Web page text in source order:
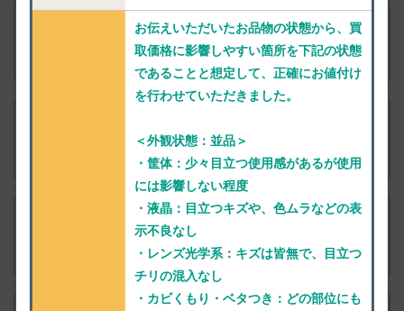
お伝えいただいたお品物の状態から、買
取価格に影響しやすい箇所を下記の状態
であることと想定して、正確にお値付け
を行わせていただきました。
＜外観状態：並品＞
・筐体：少々目立つ使用感があるが使用
には影響しない程度
・液晶：目立つキズや、色ムラなどの表
示不良なし
・レンズ光学系：キズは皆無で、目立つ
チリの混入なし
・カビくもり・ベタつき：どの部位にも
Nikon Nikon 1 J5 ボディ ブラック
付属品
査定依頼
Nikon Nikon 1 J5 ダブルズームレンズキット ブ
査定依頼